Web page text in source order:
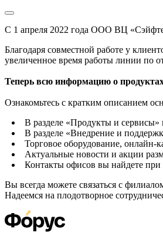
С 1 апреля 2022 года ООО ВЦ
Благодаря совместной работе у
увеличенное время работы линии по
Теперь всю информацию о
Ознакомьтесь с кратким описанием
В разделе «Продукты и
В разделе «Внедрение и
Торговое оборудование, онлайн-
Актуальные новости и акции
Контакты офисов вы найдете
Вы всегда можете связаться с
Надеемся на плодотворное